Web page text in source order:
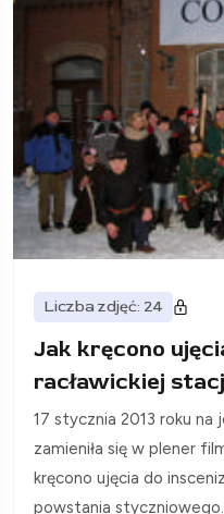
Liczba zdjęć: 24
Jak kręcono
racławickiej
17 stycznia 2013 roku na
zamieniła się w plener
kręcono ujęcia do
powstania styczniowego.